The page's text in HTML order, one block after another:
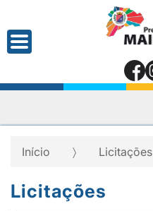
Início Licitações
Licitações